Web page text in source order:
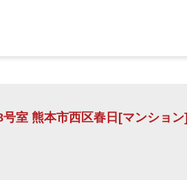
室 熊本市西区春日[マンション]